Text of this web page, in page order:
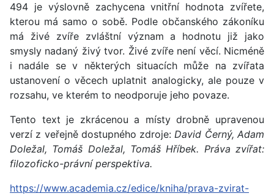
494 je výslovně zachycena vnitřní hodnota zvířete,
kterou má samo o sobě. Podle občanského zákoníku
má živé zvíře zvláštní význam a hodnotu již jako
smysly nadaný živý tvor. Živé zvíře není věcí. Nicméně
i nadále se v některých situacích může na zvířata
ustanovení o věcech uplatnit analogicky, ale pouze v
rozsahu, ve kterém to neodporuje jeho povaze.
Tento text je zkrácenou a místy drobně upravenou
verzí z veřejně dostupného zdroje:David Černý, Adam
Doležal, Tomáš Doležal, Tomáš Hříbek. Práva zvířat:
filozoficko-právní perspektiva.
https://www.academia.cz/edice/kniha/prava-zvirat-